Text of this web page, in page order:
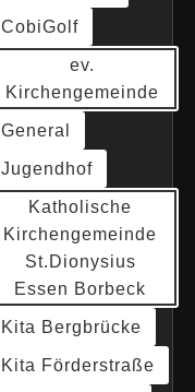
CobiGolf
ev.
Kirchengemeinde
General
Jugendhof
Katholische
Kirchengemeinde
St.Dionysius
Essen Borbeck
Kita Bergbrücke
Kita Förderstraße